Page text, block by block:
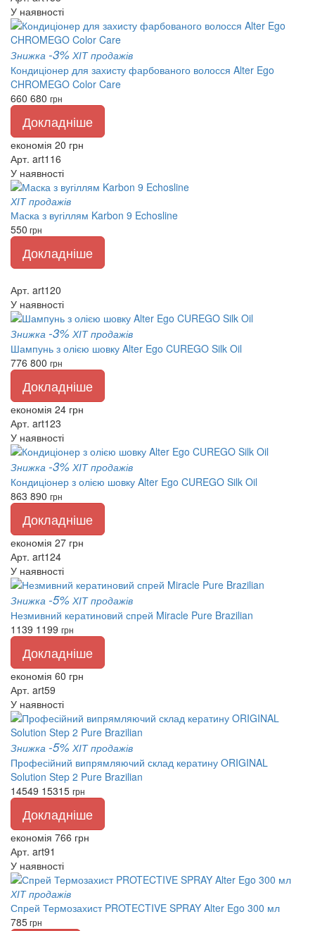
У наявності
Знижка -3% ХІТ продажів
Кондиціонер для захисту фарбованого волосся Alter Ego
CHROMEGO Color Care
660 680 грн
Докладніше
економія 20 грн
Арт. art116
У наявності
ХІТ продажів
Маска з вугіллям Karbon 9 Echosline
550 грн
Докладніше
Арт. art120
У наявності
Знижка -3% ХІТ продажів
Шампунь з олією шовку Alter Ego CUREGO Silk Oil
776 800 грн
Докладніше
економія 24 грн
Арт. art123
У наявності
Знижка -3% ХІТ продажів
Кондиціонер з олією шовку Alter Ego CUREGO Silk Oil
863 890 грн
Докладніше
економія 27 грн
Арт. art124
У наявності
Знижка -5% ХІТ продажів
Незмивний кератиновий спрей Miracle Pure Brazilian
1139 1199 грн
Докладніше
економія 60 грн
Арт. art59
У наявності
Знижка -5% ХІТ продажів
Професійний випрямляючий склад кератину ORIGINAL
Solution Step 2 Pure Brazilian
14549 15315 грн
Докладніше
економія 766 грн
Арт. art91
У наявності
ХІТ продажів
Спрей Термозахист PROTECTIVE SPRAY Alter Ego 300 мл
785грн